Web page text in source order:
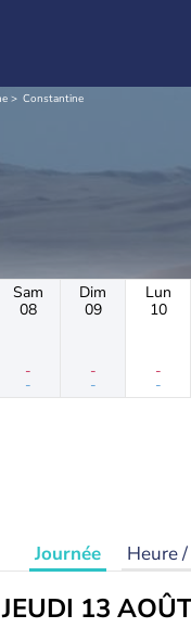
Constantine
Sam
08
-
-
Dim
09
-
-
Lun
10
-
-
Journée Heure
13